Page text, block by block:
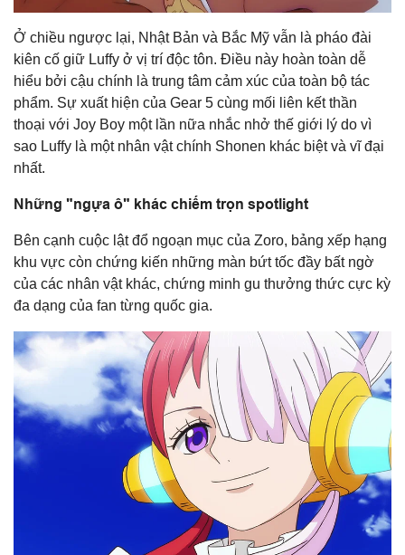
Ở chiều ngược lại, Nhật Bản và Bắc Mỹ vẫn là pháo đài
kiên cố giữ Luffy ở vị trí độc tôn. Điều này hoàn toàn dễ
hiểu bởi cậu chính là trung tâm cảm xúc của toàn bộ tác
phẩm. Sự xuất hiện của Gear 5 cùng mối liên kết thần
thoại với Joy Boy một lần nữa nhắc nhở thế giới lý do vì
sao Luffy là một nhân vật chính Shonen khác biệt và vĩ đại
nhất.
Những "ngựa ô" khác chiếm trọn spotlight
Bên cạnh cuộc lật đổ ngoạn mục của Zoro, bảng xếp hạng
khu vực còn chứng kiến những màn bứt tốc đầy bất ngờ
của các nhân vật khác, chứng minh gu thưởng thức cực kỳ
đa dạng của fan từng quốc gia.